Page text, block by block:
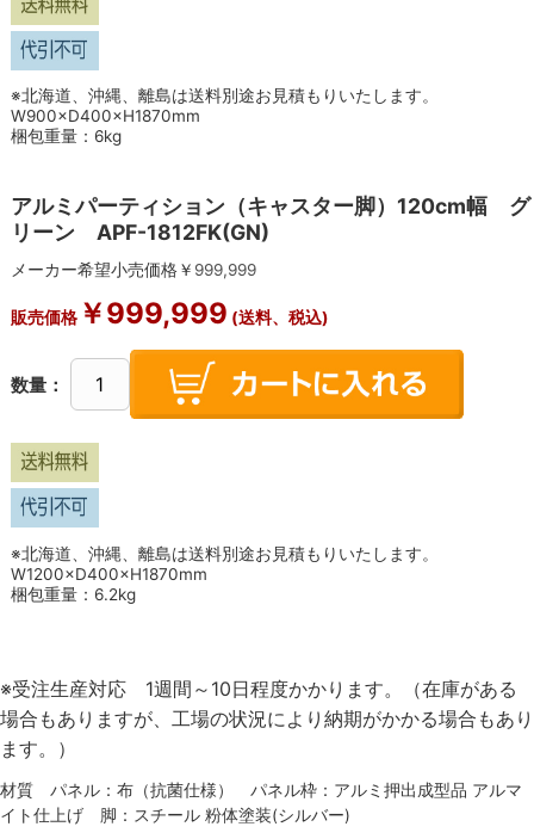
※北海道、沖縄、離島は送料別途お見積もりいたします。
W900×D400×H1870mm
梱包重量：6kg
アルミパーティション（キャスター脚）120cm幅 グ
リーン APF-1812FK(GN)
メーカー希望小売価格￥ 999,999
販売価格￥999,999 (送料、税込)
数量：
※北海道、沖縄、離島は送料別途お見積もりいたします。
W1200×D400×H1870mm
梱包重量：6.2kg
※受注生産対応 1週間～10日程度かかります。（在庫がある
場合もありますが、工場の状況により納期がかかる場合もあり
ます。）
材質 パネル：布（抗菌仕様） パネル枠：アルミ押出成型品 アルマ
イト仕上げ 脚：スチール 粉体塗装(シルバー)